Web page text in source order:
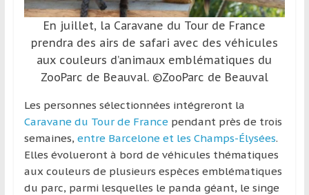
découverte
culturelle
d’un
région
En juillet, la Caravane du Tour de France
prendra des airs de safari avec des véhicules
aux couleurs d’animaux emblématiques du
ZooParc de Beauval. ©ZooParc de Beauval
Les personnes sélectionnées intégreront la
Caravane du Tour de Francependant près de trois
semaines, entre Barcelone et les Champs-Élysées.
Elles évolueront à bord de véhicules thématiques
aux couleurs de plusieurs espèces emblématiques
du parc, parmi lesquelles le panda géant, le singe